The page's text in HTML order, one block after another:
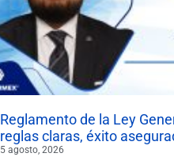
Reglamento de la Ley
reglas claras, éxito
5 agosto, 2026